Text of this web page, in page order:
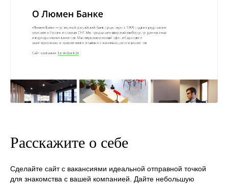
Расскажите о себе
Сделайте сайт с вакансиями идеальной отправной точкой
для знакомства с вашей компанией. Дайте небольшую